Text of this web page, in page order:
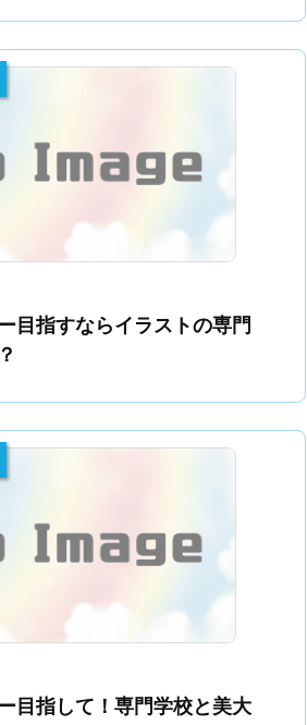
目指すならイラストの専門
目指して！専門学校と美大